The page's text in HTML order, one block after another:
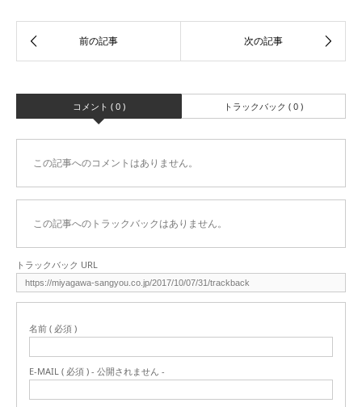
コメント ( 0 ) トラックバック ( 0 )
この記事へのコメントはありません。
この記事へのトラックバックはありません。
トラックバック URL
名前 ( 必須 )
E-MAIL ( 必須 ) - 公開されません -